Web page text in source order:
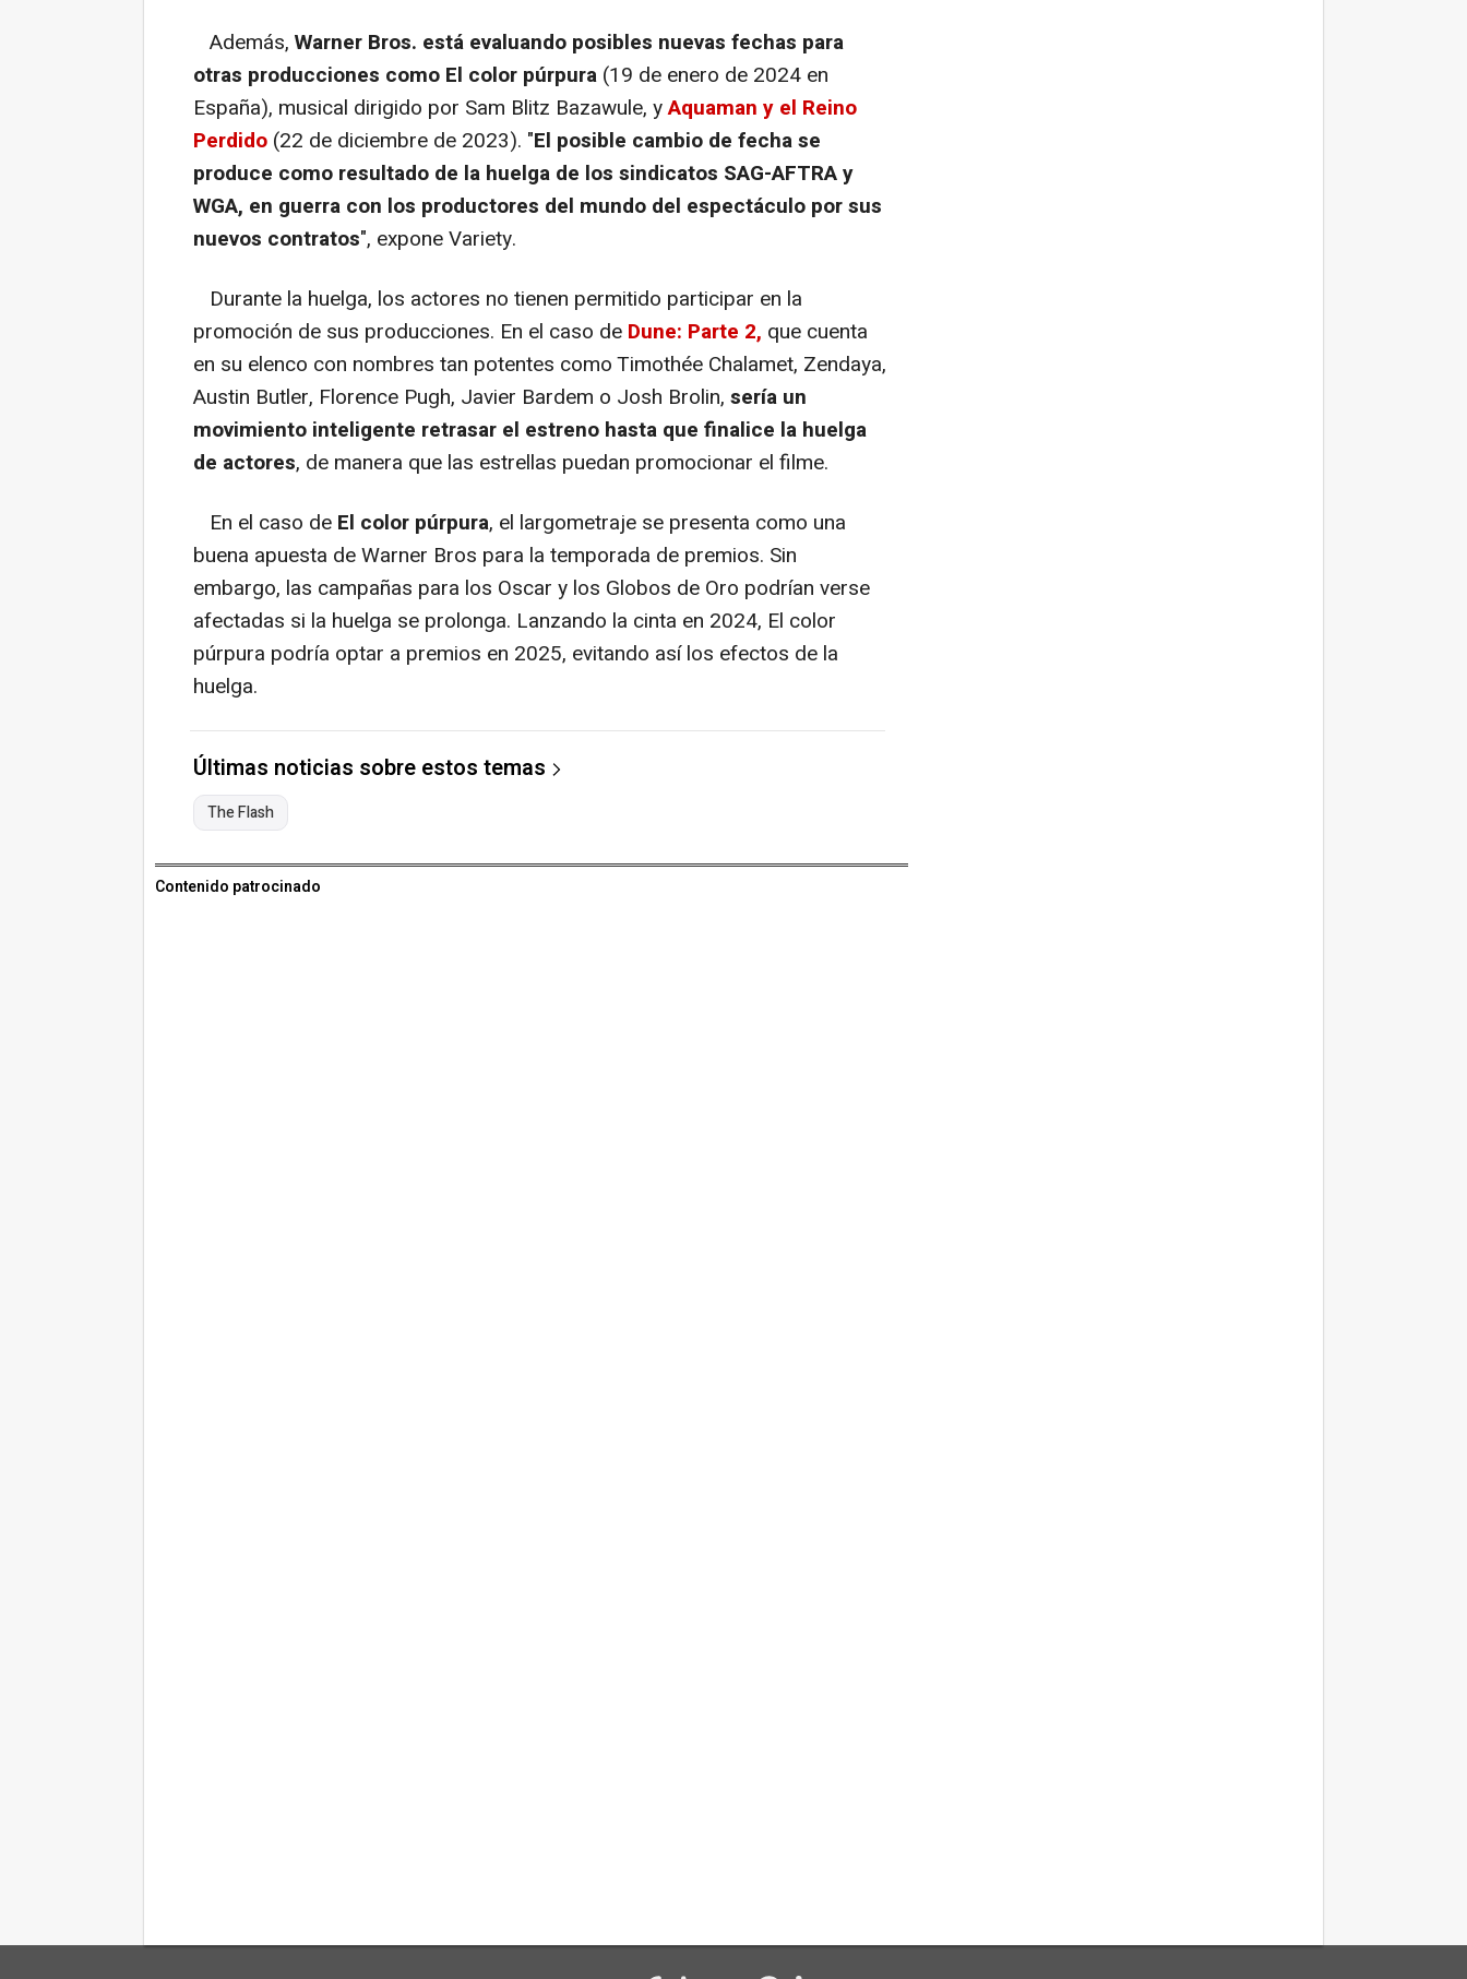
Además, Warner Bros. está evaluando posibles nuevas fechas para
otras producciones como El color púrpura (19 de enero de 2024 en
España), musical dirigido por Sam Blitz Bazawule, yAquaman y el Reino
Perdido (22 de diciembre de 2023). "El posible cambio de fecha se
produce como resultado de la huelga de los sindicatos SAG-AFTRA y
WGA, en guerra con los productores del mundo del espectáculo por sus
nuevos contratos", expone Variety.
Durante la huelga, los actores no tienen permitido participar en la
promoción de sus producciones. En el caso de Dune: Parte 2, que cuenta
en su elenco con nombres tan potentes como Timothée Chalamet, Zendaya,
Austin Butler, Florence Pugh, Javier Bardem o Josh Brolin, sería un
movimiento inteligente retrasar el estreno hasta que finalice la huelga
de actores, de manera que las estrellas puedan promocionar el filme.
En el caso de El color púrpura, el largometraje se presenta como una
buena apuesta de Warner Bros para la temporada de premios. Sin
embargo, las campañas para los Oscar y los Globos de Oro podrían verse
afectadas si la huelga se prolonga. Lanzando la cinta en 2024, El color
púrpura podría optar a premios en 2025, evitando así los efectos de la
huelga.
Últimas noticias sobre estos temas
The Flash
Contenido patrocinado